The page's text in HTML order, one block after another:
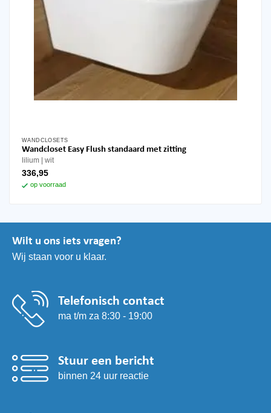
WANDCLOSETS
Wandcloset Easy Flush standaard met zitting
lilium wit
336,95
op voorraad
Wilt u ons iets vragen?
Wij staan voor u klaar.
Telefonisch contact
ma t/m za 8:30 - 19:00
Stuur een bericht
binnen 24 uur reactie